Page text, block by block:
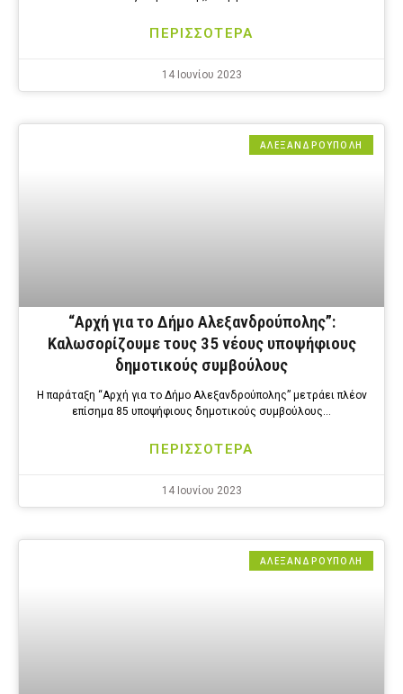
ΠΕΡΙΣΣΟΤΕΡΑ
14 Ιουνίου 2023
ΑΛΕΞΑΝΔΡΟΎΠΟΛΗ
“Αρχή για το Δήμο Αλεξανδρούπολης”:
Καλωσορίζουμε τους 35 νέους υποψήφιους
δημοτικούς συμβούλους
Η παράταξη “Αρχή για το Δήμο Αλεξανδρούπολης” μετράει πλέον
επίσημα 85 υποψήφιους δημοτικούς συμβούλους…
ΠΕΡΙΣΣΟΤΕΡΑ
14 Ιουνίου 2023
ΑΛΕΞΑΝΔΡΟΎΠΟΛΗ